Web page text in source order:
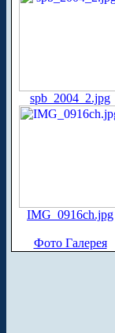
spb_2004_2.jpg
IMG_0916ch.jpg
Фото Галерея